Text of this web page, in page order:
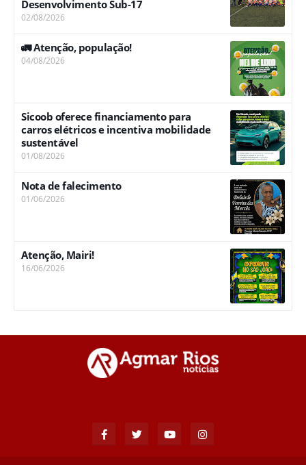
Desenvolvimento Sub-17
02/08/2026
🚛 Atenção, população!
04/08/2026
Sicoob oferece financiamento para
carros elétricos e incentiva mobilidade
sustentável
01/08/2026
Nota de falecimento
01/06/2026
Atenção, Mairi!
16/06/2026